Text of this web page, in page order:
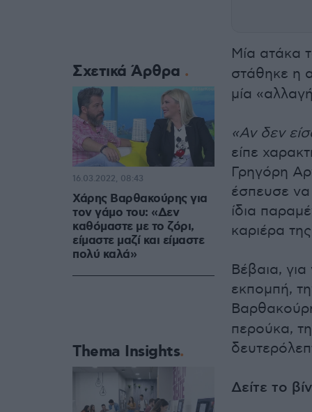
Μία ατάκα
στάθηκε η
μία
«Αν δεν
είπε
Γρηγόρη
έσπευσε
ίδια
καριέρα
Βέβαια,
εκπομπή,
περούκα,
Δείτε το
Σχετικά Άρθρα
Χάρης Βαρθακούρης για
τον γάμο του: «Δεν
καθόμαστε με το ζόρι,
είμαστε μαζί και είμαστε
πολύ καλά»
16.03.2022, 08:43
Thema Insights